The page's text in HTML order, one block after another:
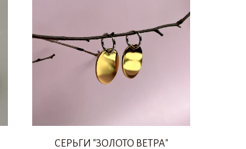
СЕРЬГИ "ЗОЛОТО ВЕТРА"